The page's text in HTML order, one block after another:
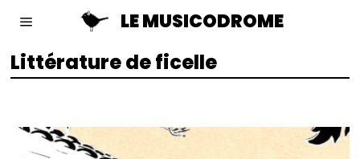
LE MUSICODROME
Littérature de ficelle